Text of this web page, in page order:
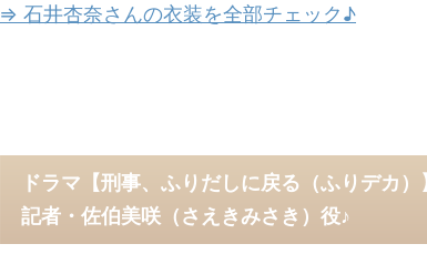
⇒ 石井杏奈さんの衣装を全部チェック♪
ドラマ【刑事、ふりだしに戻る（ふりデカ
記者・佐伯美咲（さえきみさき）役♪